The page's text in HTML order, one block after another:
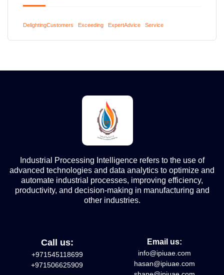
DelightingCustomers Exceeding ExpertAdvice Service
Industrial Processing Intelligence refers to the use of
advanced technologies and data analytics to optimize and
automate industrial processes, improving efficiency,
productivity, and decision-making in manufacturing and
other industries.
Call us:
+971545118699
+971506625909
Email us:
info@ipiuae.com
hasan@ipiuae.com